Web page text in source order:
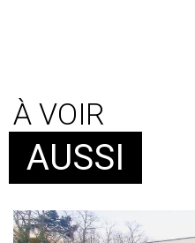
À VOIR
AUSSI